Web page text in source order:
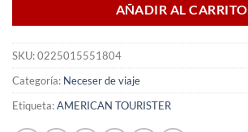
AÑADIR AL CARRITO
SKU:0225015551804
Categoría: Neceser de viaje
Etiqueta:AMERICAN TOURISTER